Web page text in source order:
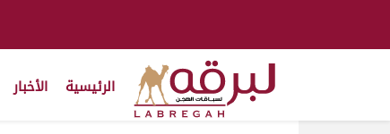
الرئيسية الأخبار